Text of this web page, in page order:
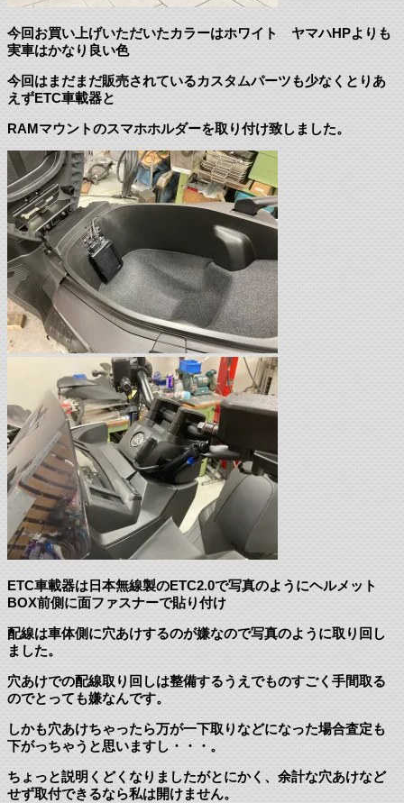
今回お買い上げいただいたカラーはホワイト ヤマハHPよりも
実車はかなり良い色
今回はまだまだ販売されているカスタムパーツも少なくとりあ
えずETC車載器と
RAMマウントのスマホホルダーを取り付け致しました。
ETC車載器は日本無線製のETC2.0で写真のようにヘルメット
BOX前側に面ファスナーで貼り付け
配線は車体側に穴あけするのが嫌なので写真のように取り回し
ました。
穴あけでの配線取り回しは整備するうえでものすごく手間取る
のでとっても嫌なんです。
しかも穴あけちゃったら万が一下取りなどになった場合査定も
下がっちゃうと思いますし・・・。
ちょっと説明くどくなりましたがとにかく、余計な穴あけなど
せず取付できるなら私は開けません。